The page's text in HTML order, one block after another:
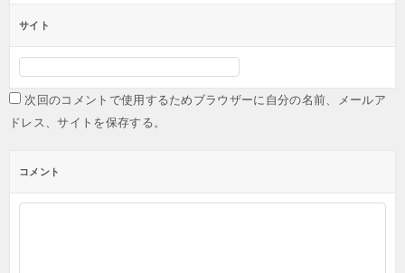
サイト
次回のコメントで使用するためブラウザーに自分の名前、メールア
ドレス、サイトを保存する。
コメント